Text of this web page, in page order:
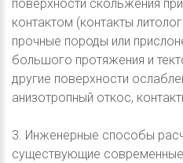
поверхности скольжения
контактом (контакты
прочные породы или
большого протяжения и
другие поверхности
анизотропный откос,
3. Инженерные способы
существующие